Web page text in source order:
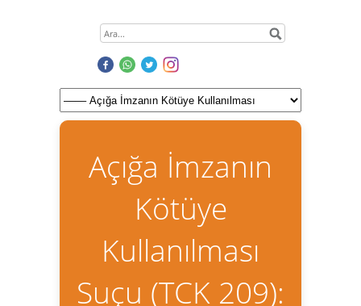
Açığa İmzanın
Kötüye
Kullanılması
Suçu (TCK 209):